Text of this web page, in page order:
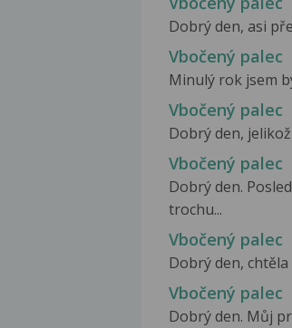
Dobrý den, asi
Vbočený palec
Minulý rok jsem
Vbočený palec
Dobrý den,
Vbočený palec
Dobrý den.
trochu...
Vbočený palec
Dobrý den,
Vbočený palec
Dobrý den. Můj